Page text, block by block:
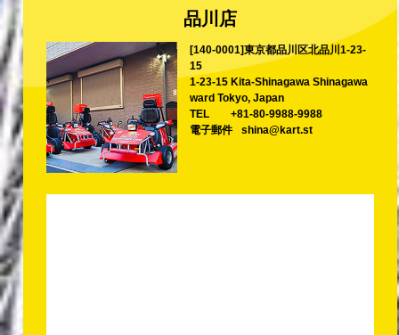
品川店
[140-0001]東京都品川区北品川1-23-
15
1-23-15 Kita-Shinagawa Shinagawa
ward Tokyo, Japan
TEL
+81-80-9988-9988
電子郵件
shina@kart.st